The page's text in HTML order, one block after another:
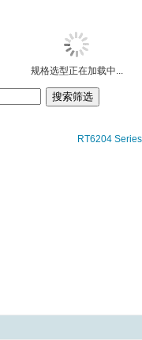
规格选型正在加载中...
RT6204